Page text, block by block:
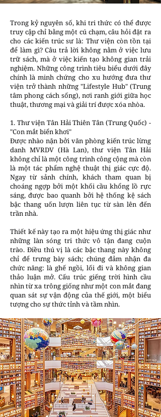
Trong kỷ nguyên số, khi tri thức có thể được
truy cập chỉ bằng một cú chạm, câu hỏi đặt ra
cho các kiến trúc sư là: Thư viện còn tồn tại
để làm gì? Câu trả lời không nằm ở việc lưu
trữ sách, mà ở việc kiến tạo không gian trải
nghiệm. Những công trình tiêu biểu dưới đây
chính là minh chứng cho xu hướng đưa thư
viện trở thành những "Lifestyle Hub" (Trung
tâm phong cách sống), nơi ranh giới giữa học
thuật, thương mại và giải trí được xóa nhòa.
1. Thư viện Tân Hải Thiên Tân (Trung Quốc) -
"Con mắt biển khơi"
Được nhào nặn bởi văn phòng kiến trúc lừng
danh MVRDV (Hà Lan), thư viện Tân Hải
không chỉ là một công trình công cộng mà còn
là một tác phẩm nghệ thuật thị giác cực độ.
Ngay từ sảnh chính, khách tham quan bị
choáng ngợp bởi một khối cầu khổng lồ rực
sáng, được bao quanh bởi hệ thống kệ sách
bậc thang uốn lượn liên tục từ sàn lên đến
trần nhà.
Thiết kế này tạo ra một hiệu ứng thị giác như
những làn sóng tri thức vô tận đang cuộn
trào. Điều thú vị là các bậc thang này không
chỉ để trưng bày sách; chúng đảm nhận đa
chức năng: là ghế ngồi, lối đi và không gian
thảo luận mở. Cấu trúc giếng trời hình cầu
nhìn từ xa trông giống như một con mắt đang
quan sát sự vận động của thế giới, một biểu
tượng cho sự thức tỉnh và tầm nhìn.